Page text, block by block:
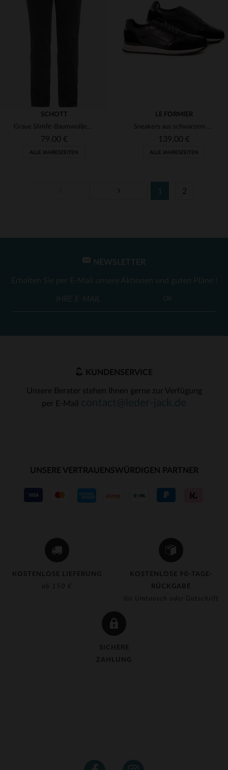
VERFÜGBARE GRÖSSEN
SCHOTT
Graue Slimfit-Baumwolljeans für Herren
79,00 €
ALLE JAHRESZEITEN
LE FORMIER
Sneakers aus schwarzem Leder made in france
139,00 €
ALLE JAHRESZEITEN
2
KOSTENLOSE LIEFERUNG
ab 150 €
KOSTENLOSE 90-TAGE-
RÜCKGABE
für Umtausch oder Gutschrift
SICHERE
ZAHLUNG
NEWSLETTER
Erhalten Sie per E-Mail unsere Aktionen und guten Pläne !
OK
KUNDENSERVICE
Unsere Berater stehen Ihnen gerne zur Verfügung
per E-Mail
UNSERE VERTRAUENSWÜRDIGEN PARTNER